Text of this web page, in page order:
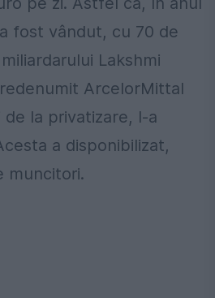
fost vândut, cu 70 de
Lakshmi
ArcelorMittal
la privatizare, l-a
a disponibilizat,
muncitori.